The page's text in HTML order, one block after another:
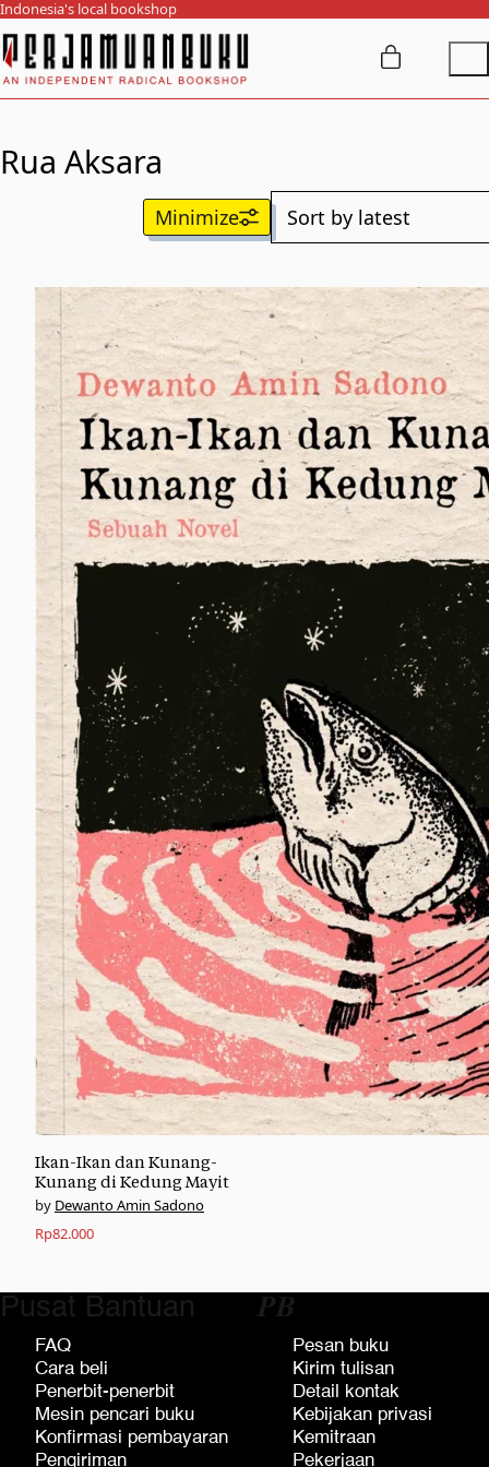
Indonesia's local bookshop
Rua Aksara
Ikan-Ikan dan Kunang-
Kunang di Kedung Mayit
Dewanto Amin Sadono
Rp82.000
Pusat Bantuan
FAQ
Cara beli
Penerbit-penerbit
Mesin pencari buku
Konfirmasi pembayaran
Pengiriman
𝑷𝑩
Pesan buku
Kirim tulisan
Detail kontak
Kebijakan privasi
Kemitraan
Pekerjaan